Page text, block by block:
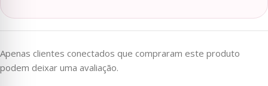
Apenas clientes conectados que compraram este produto
podem deixar uma avaliação.